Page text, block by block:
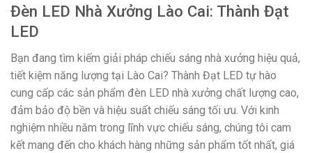
Đèn LED Nhà Xưởng Lào Cai: Thành Đạt
LED
Bạn đang tìm kiếm giải pháp chiếu sáng nhà xưởng hiệu quả,
tiết kiệm năng lượng tại Lào Cai? Thành Đạt LED tự hào
cung cấp các sản phẩm đèn LED nhà xưởng chất lượng cao,
đảm bảo độ bền và hiệu suất chiếu sáng tối ưu. Với kinh
nghiệm nhiều năm trong lĩnh vực chiếu sáng, chúng tôi cam
kết mang đến cho khách hàng những sản phẩm tốt nhất, giá